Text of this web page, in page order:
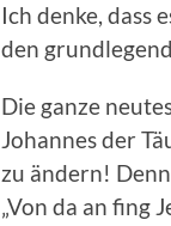
Ich denke, dass
den
Die ganze
Johannes der
zu ändern!
„Von da an fing